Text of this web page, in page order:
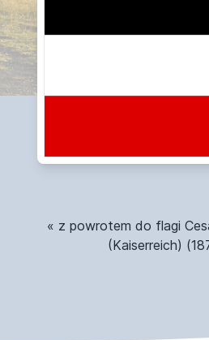
« z powrotem do flagi
(Kaiserreich)